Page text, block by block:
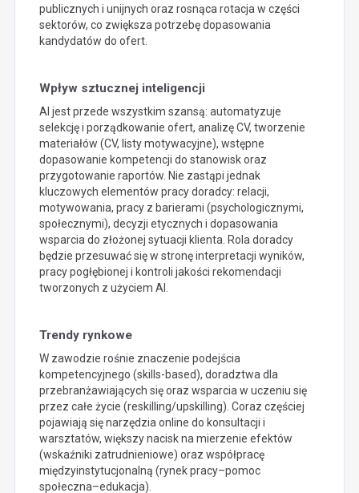
publicznych i unijnych oraz rosnąca rotacja w części
sektorów, co zwiększa potrzebę dopasowania
kandydatów do ofert.
Wpływ sztucznej inteligencji
AI jest przede wszystkim szansą: automatyzuje
selekcję i porządkowanie ofert, analizę CV, tworzenie
materiałów (CV, listy motywacyjne), wstępne
dopasowanie kompetencji do stanowisk oraz
przygotowanie raportów. Nie zastąpi jednak
kluczowych elementów pracy doradcy: relacji,
motywowania, pracy z barierami (psychologicznymi,
społecznymi), decyzji etycznych i dopasowania
wsparcia do złożonej sytuacji klienta. Rola doradcy
będzie przesuwać się w stronę interpretacji wyników,
pracy pogłębionej i kontroli jakości rekomendacji
tworzonych z użyciem AI.
Trendy rynkowe
W zawodzie rośnie znaczenie podejścia
kompetencyjnego (skills-based), doradztwa dla
przebranżawiających się oraz wsparcia w uczeniu się
przez całe życie (reskilling/upskilling). Coraz częściej
pojawiają się narzędzia online do konsultacji i
warsztatów, większy nacisk na mierzenie efektów
(wskaźniki zatrudnieniowe) oraz współpracę
międzyinstytucjonalną (rynek pracy–pomoc
społeczna–edukacja).